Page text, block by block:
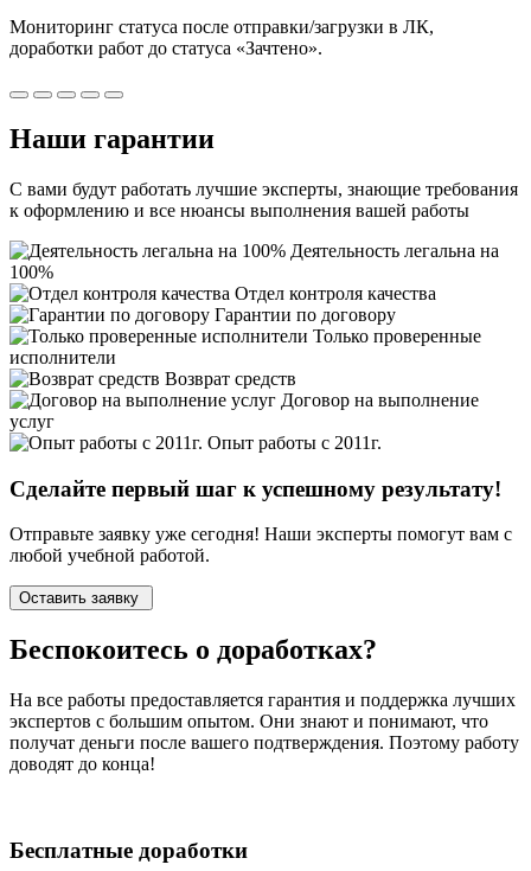
Мониторинг статуса после отправки/загрузки в ЛК,
доработки работ до статуса «Зачтено».
Наши гарантии
С вами будут работать лучшие эксперты, знающие требования
к оформлению и все нюансы выполнения вашей работы
Деятельность легальна на
100%
Отдел контроля качества
Гарантии по договору
Только проверенные
исполнители
Возврат средств
Договор на выполнение
услуг
Опыт работы с 2011г.
Сделайте первый шаг к успешному результату!
Отправьте заявку уже сегодня! Наши эксперты помогут вам с
любой учебной работой.
Оставить заявку
Беспокоитесь о доработках?
На все работы предоставляется гарантия и поддержка лучших
экспертов с большим опытом. Они знают и понимают, что
получат деньги после вашего подтверждения. Поэтому работу
доводят до конца!
Бесплатные доработки